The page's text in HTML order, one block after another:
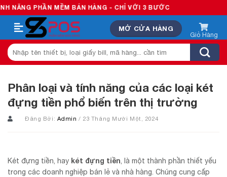
Skip
to
content
MỀM BÁN HÀNG - CHỈ VỚI 3 BƯỚC
MỞ CỬA HÀNG
Tìm
kiếm:
Phân loại và tính năng của các loại két
đựng tiền phổ biến trên thị trường
Đăng Bởi: Admin/ 23 Tháng Mười Một, 2024
Két đựng tiền, hay két đựng tiền , là một thành phần thiết yếu
trong các doanh nghiệp bán lẻ và nhà hàng. Chúng cung cấp